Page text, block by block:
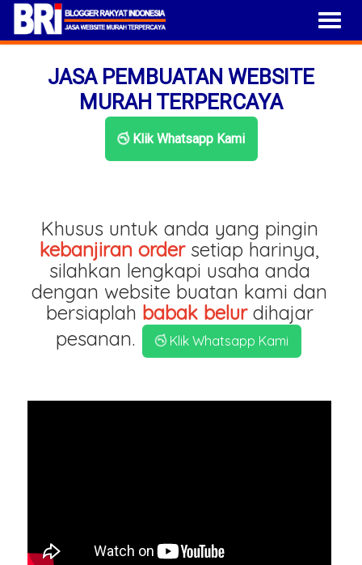
JASA PEMBUATAN WEBSITE
MURAH TERPERCAYA
Klik Whatsapp Kami
Khusus untuk anda yang pingin
kebanjiran ordersetiap harinya,
silahkan lengkapi usaha anda
dengan website buatan kami dan
bersiaplah babak belurdihajar
pesanan.
Klik Whatsapp Kami